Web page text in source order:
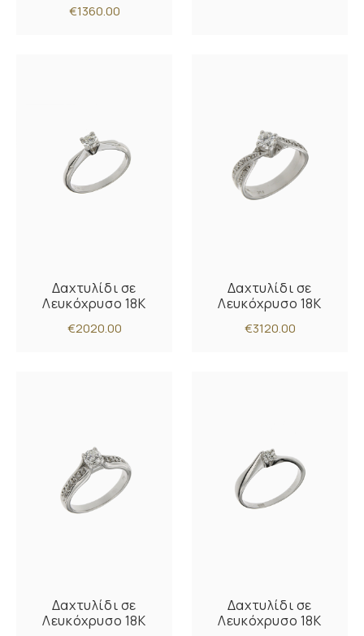
€1360.00
Δαχτυλίδι σε
Λευκόχρυσο 18K
€2020.00
Δαχτυλίδι σε
Λευκόχρυσο 18K
€3120.00
Δαχτυλίδι σε
Λευκόχρυσο 18K
Δαχτυλίδι σε
Λευκόχρυσο 18K